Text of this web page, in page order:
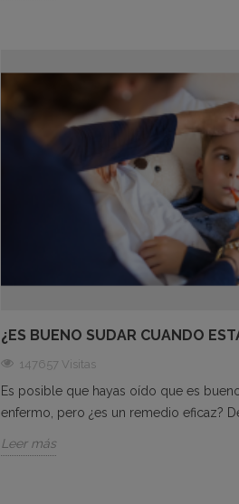
¿ES BUENO SUDAR CUANDO
147657 Visitas
Es posible que hayas oído que es
enfermo, pero ¿es un remedio eficaz?
Leer más